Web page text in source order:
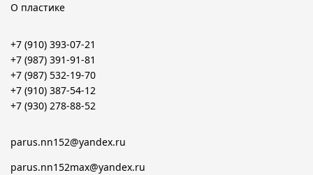
О пластике
+7 (910) 393-07-21
+7 (987) 391-91-81
+7 (987) 532-19-70
+7 (910) 387-54-12
+7 (930) 278-88-52
parus.nn152@yandex.ru
parus.nn152max@yandex.ru